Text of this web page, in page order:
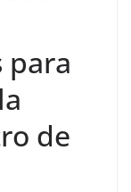
para
de